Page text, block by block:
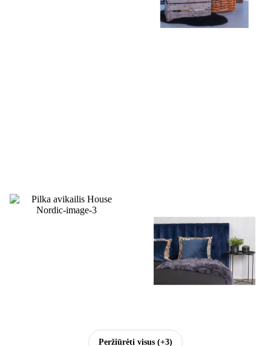
Peržiūrėti visus (+3)